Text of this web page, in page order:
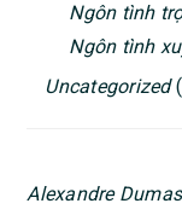
Ngôn tình
Ngôn tình
Uncategorized
Alexandre Dumas